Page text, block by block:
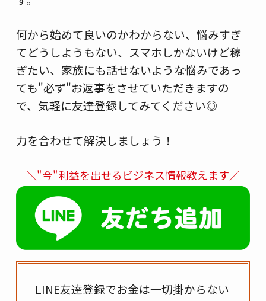
何から始めて良いのかわからない、悩みすぎ
てどうしようもない、スマホしかないけど稼
ぎたい、家族にも話せないような悩みであっ
ても"必ず"お返事をさせていただきますの
で、気軽に友達登録してみてください◎
力を合わせて解決しましょう！
＼"今"利益を出せるビジネス情報教えます／
LINE友達登録でお金は一切掛からない